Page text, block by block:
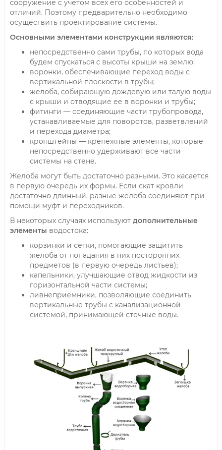
сооружение с учетом всех его особенностей и
отличий. Поэтому предварительно необходимо
осуществить проектирование системы.
Основными элементами конструкции являются:
непосредственно сами трубы, по которых вода
будем спускаться с высоты крыши на землю;
воронки, обеспечивающие переход воды с
вертикальной плоскости в трубы;
желоба, собирающую дождевую или талую воды
с крыши и отводящие ее в воронки и трубы;
фитинги — соединяющие части трубопровода,
устанавливаемые для поворотов, разветвлений
и перехода диаметра;
кронштейны — крепежные элементы, которые
непосредственно удерживают все части
системы на стене.
Желоба могут быть достаточно разными. Это касается
в первую очередь их формы. Если скат кровли
достаточно длинный, разные желоба соединяют при
помощи муфт и переходников.
В некоторых случаях используют дополнительные
элементы водостока:
корзинки и сетки, помогающие защитить
желоба от попадания в них посторонних
предметов (в первую очередь листьев);
капельники, улучшающие отвод жидкости из
горизонтальной части системы;
ливнеприемники, позволяющие соединить
вертикальные трубы с канализационной
системой, принимающей сточные воды.